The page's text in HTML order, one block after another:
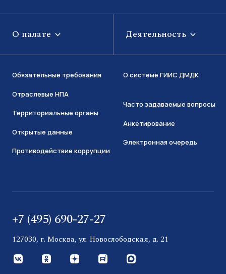
О палате Деятельность
Обязательные требования
Отраслевые НПА
Территориальные органы
Открытые данные
Противодействие коррупции
О системе ГИИС ДМДК
Часто задаваемые вопросы
Анкетирование
Электронная очередь
+7 (495) 690-27-27
127030, г. Москва, ул. Новослободская, д. 21